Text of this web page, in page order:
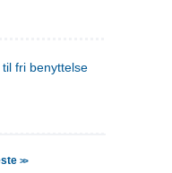
fri benyttelse
>>